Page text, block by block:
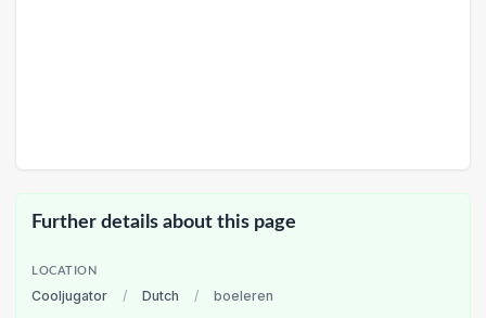
Further details about this page
LOCATION
Cooljugator / Dutch / boeleren